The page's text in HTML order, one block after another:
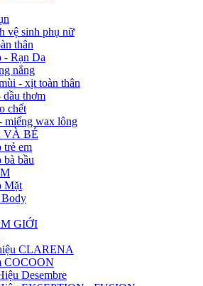
vệ sinh phụ nữ
thân
- Rạn Da
nắng
- xịt toàn thân
dầu thơm
chết
miếng wax lông
VÀ BÉ
trẻ em
bầu
Mặt
GIỚI
CLARENA
COCOON
Desembre